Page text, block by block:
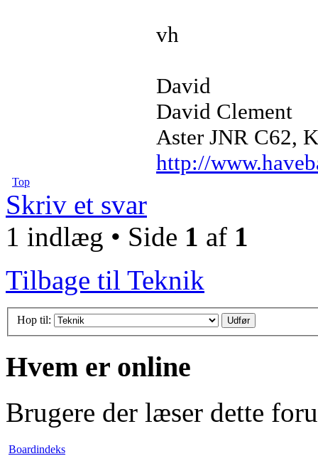
vh
David
David Clement
Aster JNR C62,
http://
Top
Skriv et svar
1 indlæg • Side 1 af 1
Tilbage til Teknik
Hop til:
Hvem er online
Brugere der læser dette
Boardindeks